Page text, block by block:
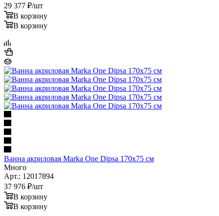
29 377 ₽/шт
В корзину
В корзину
Ванна акриловая Marka One Dipsa 170x75 см
Много
Арт.: 12017894
37 976 ₽/шт
В корзину
В корзину